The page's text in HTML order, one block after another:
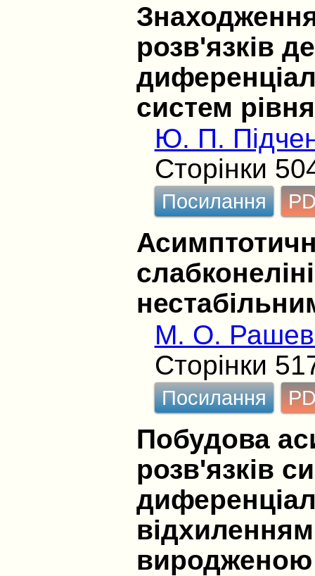
розв'язків
систем
Ю. П.
Сторінки
Посилання
М. О.
Сторінки
Посилання
Побудова
розв'язків